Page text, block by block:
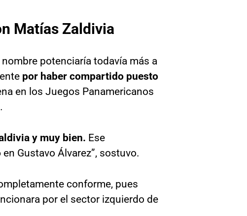
Matías Zaldivia
potenciaría todavía más a
por haber compartido puesto
en los Juegos Panamericanos
y muy bien. Ese
Gustavo Álvarez”, sostuvo.
conforme, pues
por el sector izquierdo de